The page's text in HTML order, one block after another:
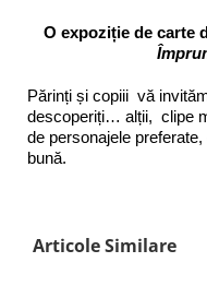
O expoziție de carte
Părinți și copiii vă
descoperiți… alții, clipe
de personajele
bună.
Articole Similare